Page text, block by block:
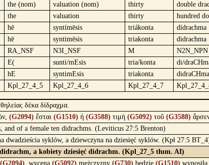
the (nom) valuation (nom) thirty
double
the valuation thirty
hundred
hē syntímēsis triákonta
dídrachma
hē syntimēsis triakonta
didrachma
RA_NSF N3I_NSF M
N2N_NPN
E( sunti/mEsis tria/konta
di/
hE syntimEsis triakonta
Kpl_27_4_5 Kpl_27_4_6 Kpl_27_4_7
δέκα δίδραχμα.
(G2094) ἔσται (G1510) ἡ (G3588) τιμὴ (G5092) τοῦ (G3588)
of a female ten didrachms. (Leviticus 27:5 Brenton)
dwadzieścia syklów, a dziewczyna na dziesięć syklów. (Kpł 27:5
a kobiety dziesięć didrachm. (Kpl_27_5 tłum. AI)
(G2094), wycena (G5092) mężczyzny (G730) będzie (G1510)